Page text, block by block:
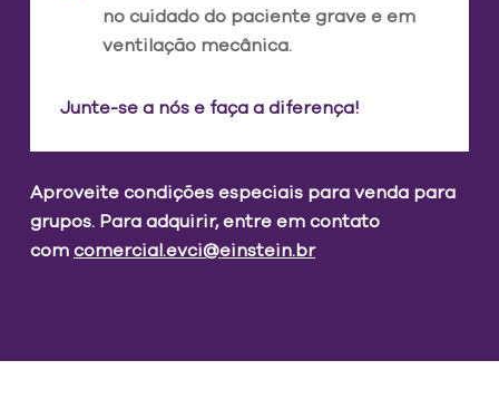
no cuidado do paciente grave e em
ventilação mecânica.
Junte-se a nós e faça a diferença!
Aproveite condições especiais para venda para
grupos. Para adquirir, entre em contato
comcomercial.evci@einstein.br